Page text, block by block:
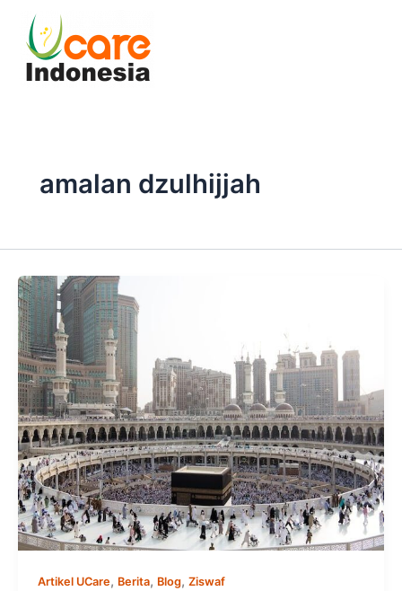
content
amalan dzulhijjah
Artikel UCare, Berita, Blog, Ziswaf